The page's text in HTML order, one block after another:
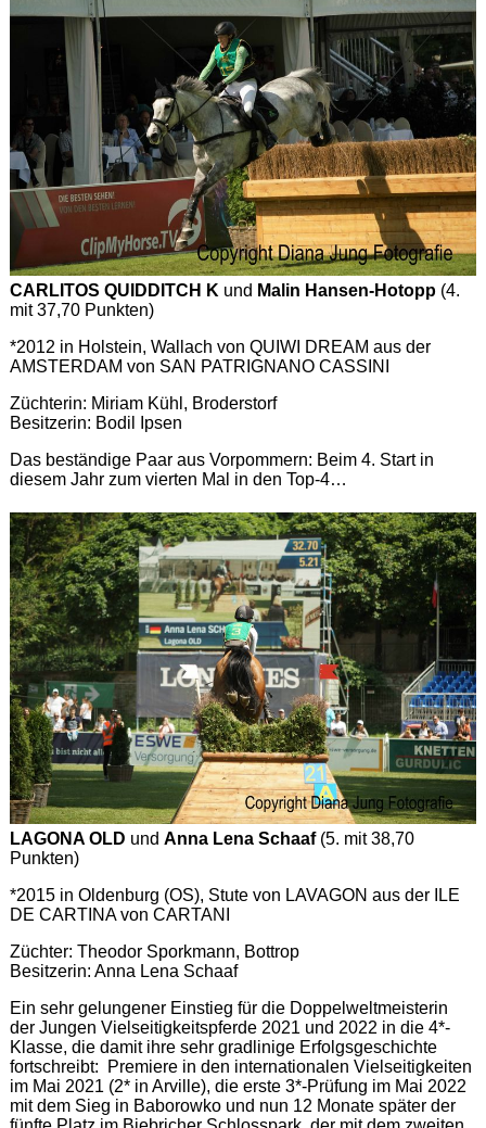
CARLITOS QUIDDITCH K und Malin Hansen-Hotopp(4.
mit 37,70 Punkten)
*2012 in Holstein, Wallach von QUIWI DREAM aus der
AMSTERDAM von SAN PATRIGNANO CASSINI
Züchterin: Miriam Kühl, Broderstorf
Besitzerin: Bodil Ipsen
Das beständige Paar aus Vorpommern: Beim 4. Start in
diesem Jahr zum vierten Mal in den Top-4…
LAGONA OLD und Anna Lena Schaaf(5. mit 38,70
Punkten)
*2015 in Oldenburg (OS), Stute von LAVAGON aus der ILE
DE CARTINA von CARTANI
Züchter: Theodor Sporkmann, Bottrop
Besitzerin: Anna Lena Schaaf
Ein sehr gelungener Einstieg für die Doppelweltmeisterin
der Jungen Vielseitigkeitspferde 2021 und 2022 in die 4*-
Klasse, die damit ihre sehr gradlinige Erfolgsgeschichte
fortschreibt: Premiere in den internationalen Vielseitigkeiten
im Mai 2021 (2* in Arville), die erste 3*-Prüfung im Mai 2022
mit dem Sieg in Baborowko und nun 12 Monate später der